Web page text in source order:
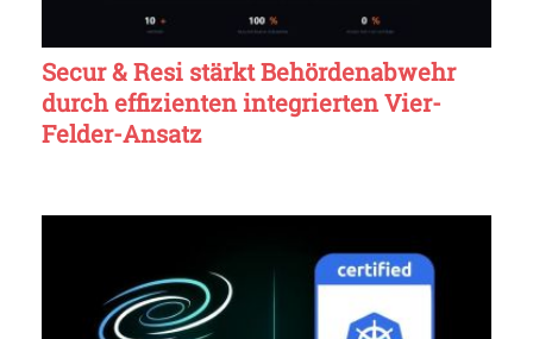
Secur & Resi stärkt Behördenabwehr
durch effizienten integrierten Vier-
Felder-Ansatz